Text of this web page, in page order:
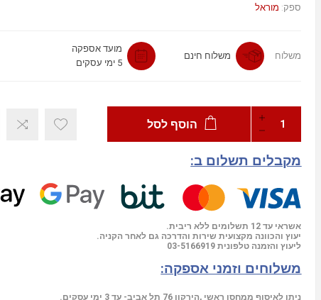
ספק: מוראל
משלוח משלוח חינם
מועד אספקה
5 ימי עסקים
הוסף לסל
מקבלים תשלום ב:
אשראי עד 12 תשלומים ללא ריבית.
יעוץ והכוונה מקצועית שירות והדרכה גם לאחר הקניה.
ליעוץ והזמנה טלפונית 03-5166919
משלוחים וזמני אספקה:
ניתן לאיסוף ממחסן ראשי ,הירקון 76 תל אביב- עד 3 ימי עסקים.